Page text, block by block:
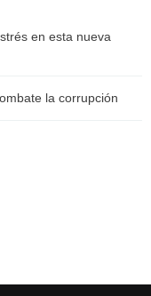
en esta nueva
la corrupción